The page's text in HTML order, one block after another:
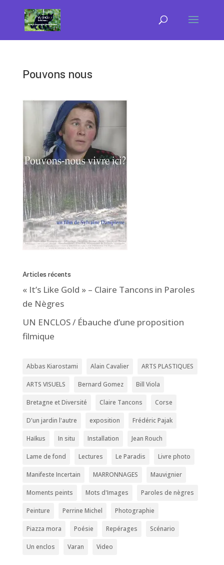
Pouvons nous
Articles récents
« It’s Like Gold » – Claire Tancons in Paroles
de Nègres
UN ENCLOS / Ébauche d’une proposition
filmique
Abbas Kiarostami Alain Cavalier ARTS PLASTIQUES
ARTS VISUELS Bernard Gomez Bill Viola
Bretagne et Diversité Claire Tancons Corse
D'un jardin l'autre exposition Frédéric Pajak
Haïkus In situ Installation Jean Rouch
Lame de fond Lectures Le Paradis Livre photo
Manifeste Incertain MARRONNAGES Mauvignier
Moments peints Mots d'Images Paroles de nègres
Peinture Perrine Michel Photographie
Piazza mora Poésie Repérages Scénario
Un enclos Varan Video